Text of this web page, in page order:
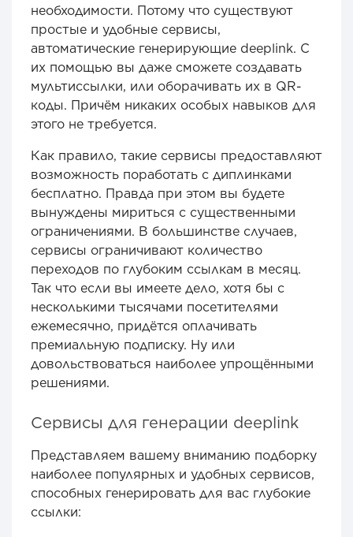
необходимости. Потому что существуют
простые и удобные сервисы,
автоматические генерирующие deeplink. С
их помощью вы даже сможете создавать
мультиссылки, или оборачивать их в QR-
коды. Причём никаких особых навыков для
этого не требуется.
Как правило, такие сервисы предоставляют
возможность поработать с диплинками
бесплатно. Правда при этом вы будете
вынуждены мириться с существенными
ограничениями. В большинстве случаев,
сервисы ограничивают количество
переходов по глубоким ссылкам в месяц.
Так что если вы имеете дело, хотя бы с
несколькими тысячами посетителями
ежемесячно, придётся оплачивать
премиальную подписку. Ну или
довольствоваться наиболее упрощёнными
решениями.
Сервисы для генерации deeplink
Представляем вашему вниманию подборку
наиболее популярных и удобных сервисов,
способных генерировать для вас глубокие
ссылки: